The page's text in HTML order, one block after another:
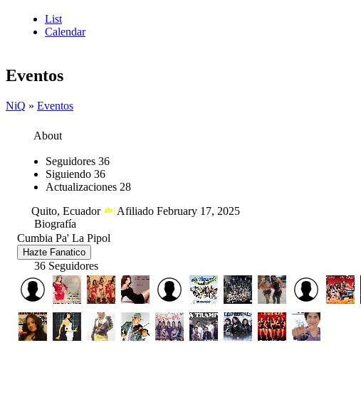
List
Calendar
Eventos
NiQ » Eventos
About
Seguidores 36
Siguiendo 36
Actualizaciones 28
Quito, Ecuador
Afiliado February 17, 2025
Biografía
Cumbia Pa' La Pipol
Hazte Fanatico
36 Seguidores